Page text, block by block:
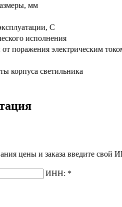
мм
С
исполнения
от поражения электрическим
корпуса светильника
цены и заказа введите свой
ИНН: *